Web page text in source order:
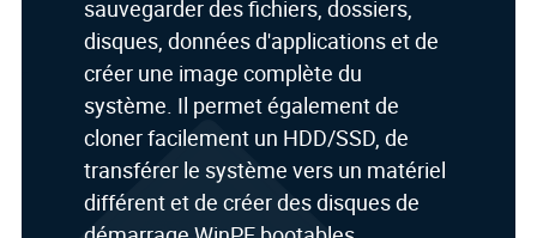
sauvegarder des fichiers, dossiers,
disques, données d'applications et de
créer une image complète du
système. Il permet également de
cloner facilement un HDD/SSD, de
transférer le système vers un matériel
différent et de créer des disques de